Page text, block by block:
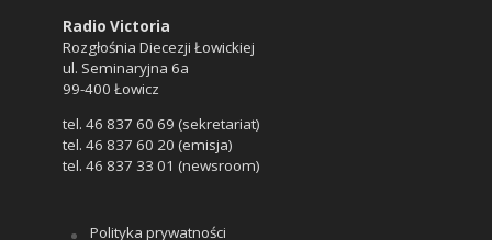
Radio Victoria
Rozgłośnia Diecezji Łowickiej
ul. Seminaryjna 6a
99-400 Łowicz
tel. 46 837 60 69 (sekretariat)
tel. 46 837 60 20 (emisja)
tel. 46 837 33 01 (newsroom)
Polityka prywatności